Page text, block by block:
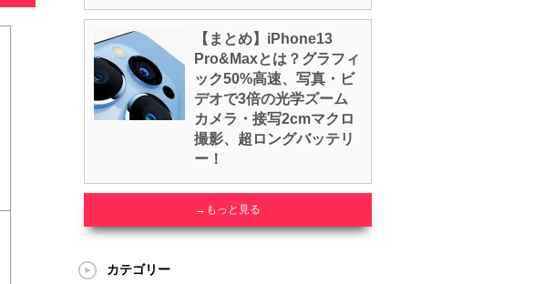
【まとめ】iPhone13
Pro&Maxとは？グラフィ
ック50%高速、写真・ビ
デオで3倍の光学ズーム
カメラ・接写2cmマクロ
撮影、超ロングバッテリ
ー！
→もっと見る
カテゴリー